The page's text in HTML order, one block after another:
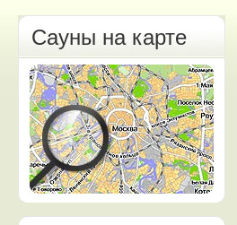
Сауны на карте